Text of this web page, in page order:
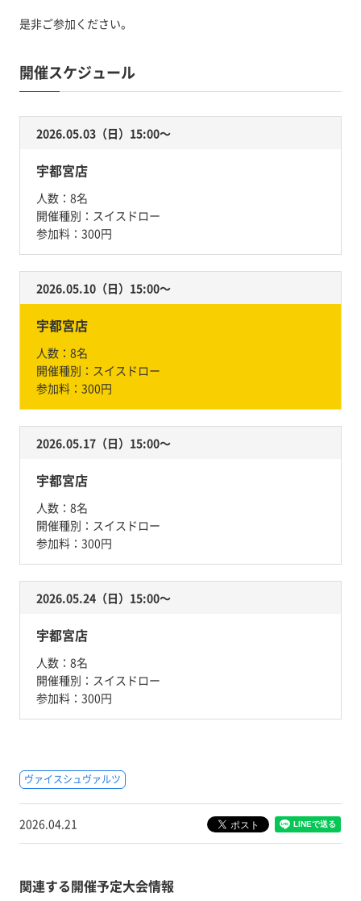
是非ご参加ください。
開催スケジュール
2026.05.03（日）15:00〜
宇都宮店
人数： 8名
開催種別： スイスドロー
参加料： 300円
2026.05.10（日）15:00〜
宇都宮店
人数： 8名
開催種別： スイスドロー
参加料： 300円
2026.05.17（日）15:00〜
宇都宮店
人数： 8名
開催種別： スイスドロー
参加料： 300円
2026.05.24（日）15:00〜
宇都宮店
人数： 8名
開催種別： スイスドロー
参加料： 300円
ヴァイスシュヴァルツ
2026.04.21
関連する開催予定大会情報